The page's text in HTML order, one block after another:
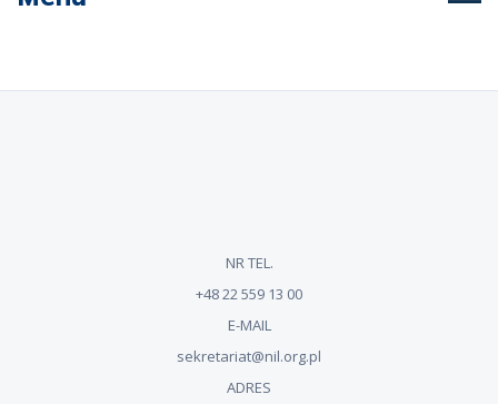
NR TEL.
+48 22 559 13 00
E-MAIL
sekretariat@nil.org.pl
ADRES